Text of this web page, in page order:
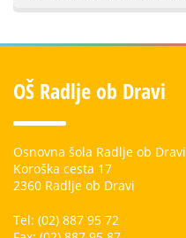
OŠ Radlje ob Dravi
Osnovna šola Radlje ob Dravi
Koroška cesta 17
2360 Radlje ob Dravi
Tel: (02) 887 95 72